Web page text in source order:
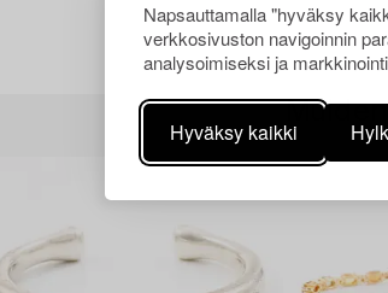
Napsauttamalla "hyväksy
verkkosivuston navigoinnin
analysoimiseksi ja
Hyväksy kaikki